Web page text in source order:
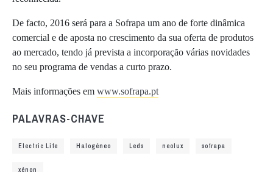
De facto, 2016 será para a Sofrapa um ano de forte dinâmica
comercial e de aposta no crescimento da sua oferta de produtos
ao mercado, tendo já prevista a incorporação várias novidades
no seu programa de vendas a curto prazo.
Mais informações em www.sofrapa.pt
PALAVRAS-CHAVE
Electric Life Halogéneo Leds neolux sofrapa
xénon